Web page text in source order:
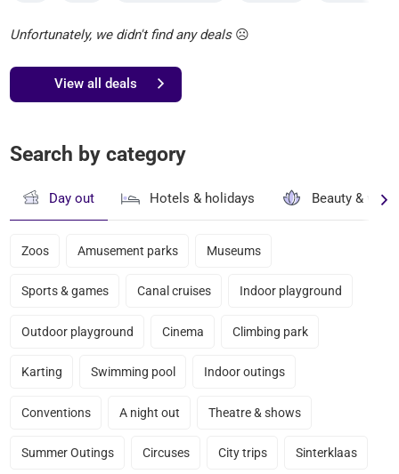
Unfortunately, we didn't find any deals☹️
View all deals
Search by category
Day out Hotels & holidays Beauty &
Zoos Amusement parks Museums
Sports & games Canal cruises Indoor playground
Outdoor playground Cinema Climbing park
Karting Swimming pool Indoor outings
Conventions A night out Theatre & shows
Summer Outings Circuses City trips Sinterklaas